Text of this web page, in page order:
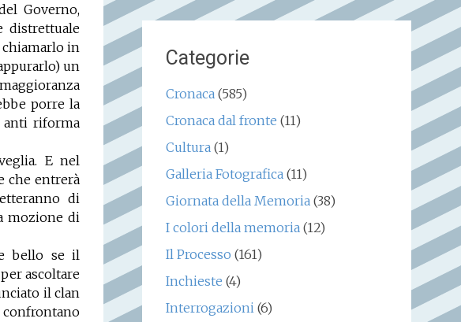
Governo,
distrettuale
in
un
porre la
anti riforma
E nel
che entrerà
di
mozione di
bello se il
ascoltare
il clan
Categorie
Cronaca(585)
Cronaca dal fronte (11)
Cultura(1)
Galleria Fotografica(11)
Giornata della Memoria(38)
I colori della memoria(12)
Il Processo (161)
Inchieste (4)
Interrogazioni(6)